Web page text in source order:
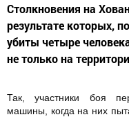
Столкновения на
результате которых,
убиты четыре
не только на
Так, участники боя
машины, когда на них